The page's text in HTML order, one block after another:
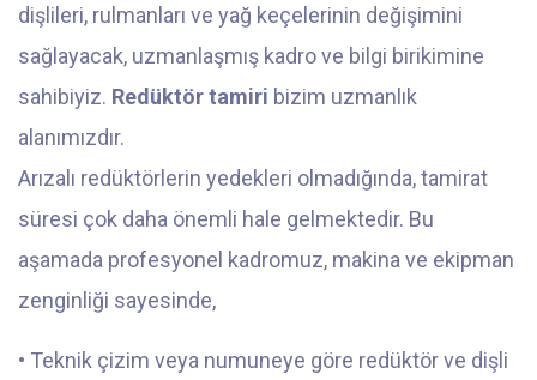
dişlileri, rulmanları ve yağ keçelerinin değişimini
sağlayacak, uzmanlaşmış kadro ve bilgi birikimine
sahibiyiz. Redüktör tamiri bizim uzmanlık
alanımızdır.
Arızalı redüktörlerin yedekleri olmadığında, tamirat
süresi çok daha önemli hale gelmektedir. Bu
aşamada profesyonel kadromuz, makina ve ekipman
zenginliği sayesinde,
• Teknik çizim veya numuneye göre redüktör ve dişli